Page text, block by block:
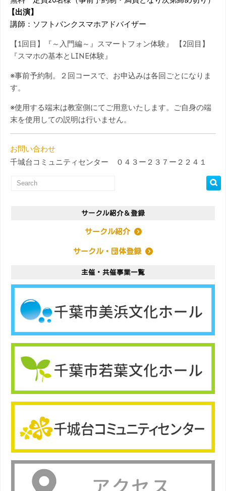
【出演】
講師：ソフトバンクスマホアドバイザー
【1回目】『～入門編～』スマートフォン体験』 【2回目】
『スマホの基本とLINE体験』
※事前予約制。２回コースで、お申込みは各回ごとになりま
す。
※使用する端末は教室側にてご用意いたします。ご自身の端
末を使用しての説明は行いません。
お問い合わせ
千城台コミュニティセンター ０４３ー２３７ー２２４１
サークル紹介＆登録
サークル紹介
サークル・団体登録
主催・共催事業一覧